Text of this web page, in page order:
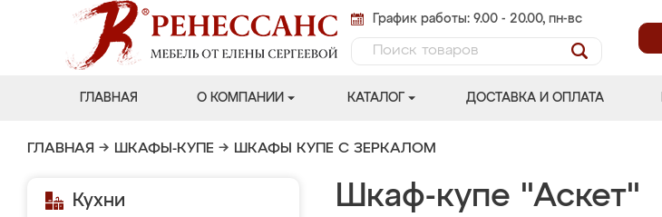
График работы: 9.00 - 20.00, пн-вс
ГЛАВНАЯ О КОМПАНИИ КАТАЛОГ ДОСТАВКА И ОПЛАТА
ГЛАВНАЯ → ШКАФЫ-КУПЕ → ШКАФЫ КУПЕ С ЗЕРКАЛОМ
Кухни Шкаф-купе "Аскет"